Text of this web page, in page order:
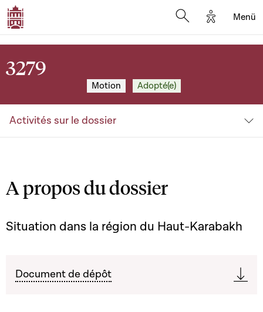
Options
Menü
3279
Motion Adopté(e)
Activités sur le dossier
A propos du dossier
Situation dans la région du Haut-Karabakh
Document de dépôt